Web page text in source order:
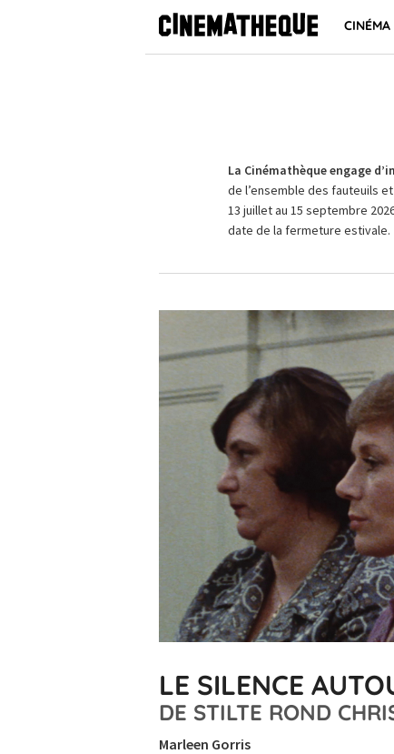
CINÉMA
La Cinémathèque engage
de l’ensemble des fauteuils
13 juillet au 15 septembre
date de la fermeture estivale.
LE SILENCE
DE STILTE ROND
Marleen Gorris